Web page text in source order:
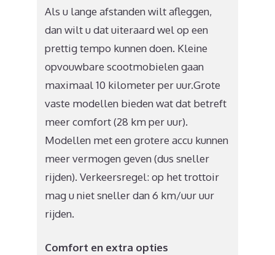
Als u lange afstanden wilt afleggen,
dan wilt u dat uiteraard wel op een
prettig tempo kunnen doen. Kleine
opvouwbare scootmobielen gaan
maximaal 10 kilometer per uur.Grote
vaste modellen bieden wat dat betreft
meer comfort (28 km per uur).
Modellen met een grotere accu kunnen
meer vermogen geven (dus sneller
rijden). Verkeersregel: op het trottoir
mag u niet sneller dan 6 km/uur uur
rijden.
Comfort en extra opties